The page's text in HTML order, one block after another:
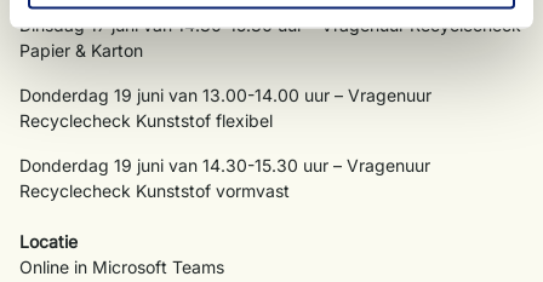
Dinsdag 17 juni van 14.30-15.30 uur – Vragenuur Recyclecheck
Papier & Karton
Donderdag 19 juni van 13.00-14.00 uur – Vragenuur
Recyclecheck Kunststof flexibel
Donderdag 19 juni van 14.30-15.30 uur – Vragenuur
Recyclecheck Kunststof vormvast
Locatie
Online in Microsoft Teams